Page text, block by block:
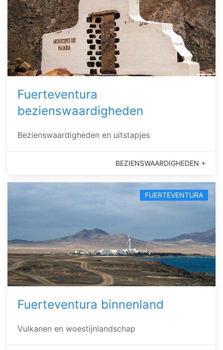
Fuerteventura
bezienswaardigheden
Bezienswaardigheden en uitstapjes
BEZIENSWAARDIGHEDEN +
FUERTEVENTURA
Fuerteventura binnenland
Vulkanen en woestijnlandschap